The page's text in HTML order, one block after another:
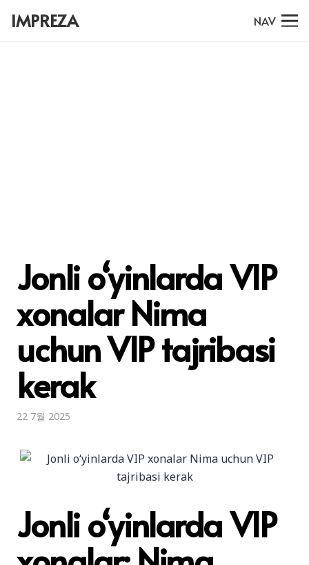
IMPREZA NAV
Jonli o‘yinlarda VIP
xonalar Nima
uchun VIP tajribasi
kerak
22 7월 2025
Jonli o‘yinlarda VIP